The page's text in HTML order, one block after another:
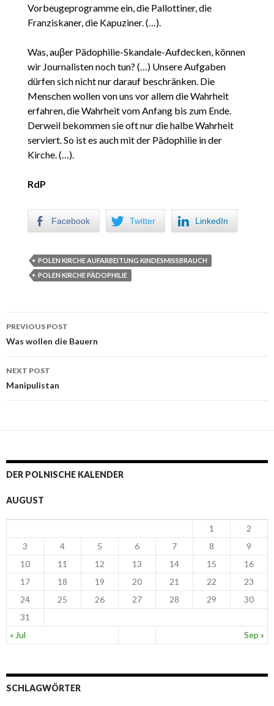
Vorbeugeprogramme ein, die Pallottiner, die
Franziskaner, die Kapuziner. (…).
Was, auβer Pädophilie-Skandale-Aufdecken, können
wir Journalisten noch tun? (…) Unsere Aufgaben
dürfen sich nicht nur darauf beschränken. Die
Menschen wollen von uns vor allem die Wahrheit
erfahren, die Wahrheit vom Anfang bis zum Ende.
Derweil bekommen sie oft nur die halbe Wahrheit
serviert. So ist es auch mit der Pädophilie in der
Kirche. (…).
RdP
Facebook Twitter LinkedIn
POLEN KIRCHE AUFARBEITUNG KINDESMISSBRAUCH
POLEN KIRCHE PÄDOPHILIE
Post navigation
PREVIOUS POST
Was wollen die Bauern
NEXT POST
Manipulistan
DER POLNISCHE KALENDER
AUGUST
« Jul Sep »
1
2
3
4 5 6 7 8
9
10
11 12 13 14 15
16
17
18 19 20 21 22
23
24
25 26 27 28 29
30
31
SCHLAGWÖRTER